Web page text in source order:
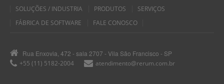
SOLUÇÕES / INDUSTRIA
PRODUTOS
SERVIÇOS
FÁBRICA DE SOFTWARE
FALE CONOSCO
Rua Enxovia, 472 - sala 2707 - Vila São Francisco - SP
+55 (11) 5182-2004
atendimento@rerum.com.br